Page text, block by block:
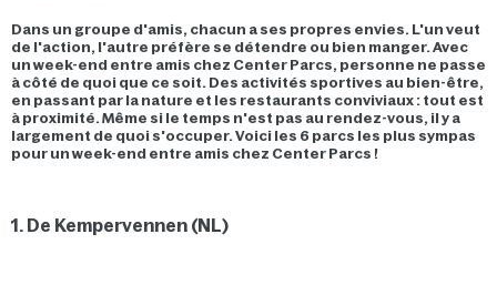
Dans un groupe d'amis, chacun a ses propres envies. L'un veut
de l'action, l'autre préfère se détendre ou bien manger. Avec
un week-end entre amis chez Center Parcs, personne ne passe
à côté de quoi que ce soit. Des activités sportives au bien-être,
en passant par la nature et les restaurants conviviaux : tout est
à proximité. Même si le temps n'est pas au rendez-vous, il y a
largement de quoi s'occuper. Voici les 6 parcs les plus sympas
pour un week-end entre amis chez Center Parcs !
1. De Kempervennen (NL)